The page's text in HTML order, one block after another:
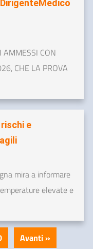
AMMESSI CON
CHE LA PROVA
e
mira a informare
elevate e
Avanti »